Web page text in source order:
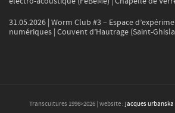
31.05.2026 | Worm Club #3 – Espace
numériques | Couvent d’Hautrage (Saint-
Transcultures 1996>2026 | website : jacques urbanska